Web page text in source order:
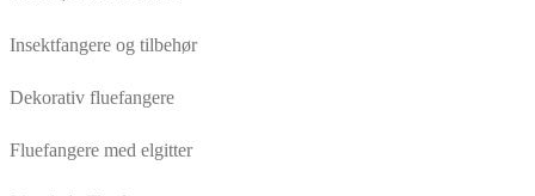
Insektfangere og tilbehør
Dekorativ fluefangere
Fluefangere med elgitter